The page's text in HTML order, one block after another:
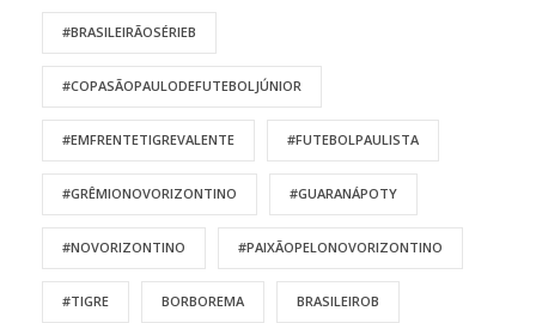
#BRASILEIRÃOSÉRIEB
#COPASÃOPAULODEFUTEBOLJÚNIOR
#EMFRENTETIGREVALENTE #FUTEBOLPAULISTA
#GRÊMIONOVORIZONTINO #GUARANÁPOTY
#NOVORIZONTINO #PAIXÃOPELONOVORIZONTINO
#TIGRE BORBOREMA BRASILEIROB